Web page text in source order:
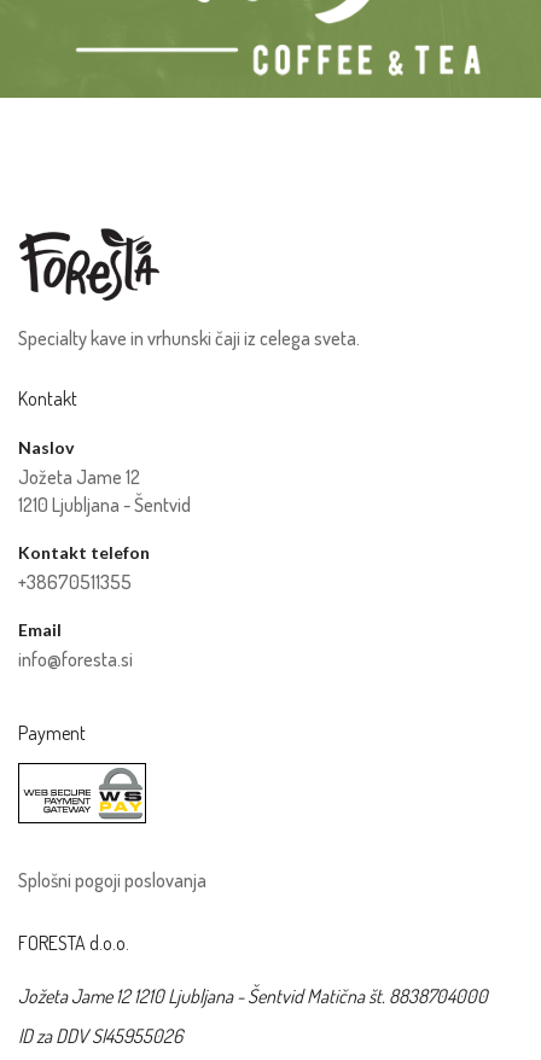
Specialty kave in vrhunski čaji iz celega sveta.
Kontakt
Naslov
Jožeta Jame 12
1210 Ljubljana - Šentvid
Kontakt telefon
+38670511355
Email
info@foresta.si
Payment
Splošni pogoji poslovanja
FORESTA d.o.o.
Jožeta Jame 12 1210 Ljubljana - Šentvid Matična št. 8838704000
ID za DDV SI45955026